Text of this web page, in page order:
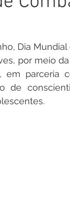
Ordem de
Dia
por meio
em parceria
de